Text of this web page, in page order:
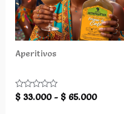
Aperitivos
Valorado
con
$33.000 - $65.000Rango